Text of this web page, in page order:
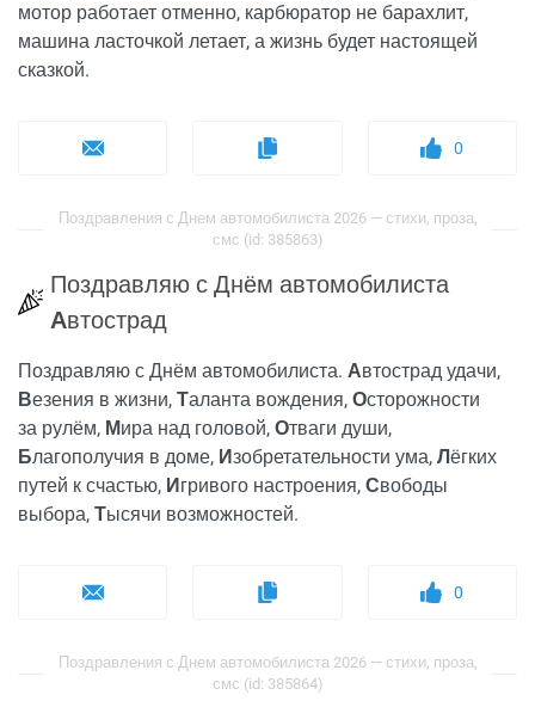
мотор работает отменно, карбюратор не барахлит,
машина ласточкой летает, а жизнь будет настоящей
сказкой.
0
Поздравления с Днем автомобилиста 2026 — стихи, проза,
смс (id: 385863)
Поздравляю с Днём автомобилиста
Автострад
Поздравляю с Днём автомобилиста. Автострад удачи,
Везения в жизни, Таланта вождения, Осторожности
за рулём, Мира над головой, Отваги души,
Благополучия в доме, Изобретательности ума, Лёгких
путей к счастью, Игривого настроения, Свободы
выбора, Тысячи возможностей.
0
Поздравления с Днем автомобилиста 2026 — стихи, проза,
смс (id: 385864)